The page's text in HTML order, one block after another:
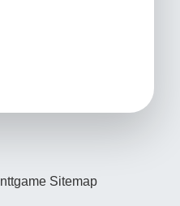
nttgame Sitemap